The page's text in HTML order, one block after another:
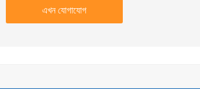
এখন যোগাযোগ